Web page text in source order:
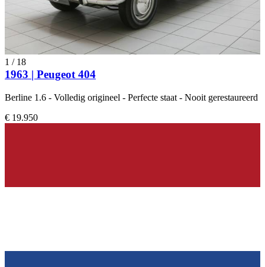
1 / 18
1963 | Peugeot 404
Berline 1.6 - Volledig origineel - Perfecte staat - Nooit gerestaureerd
€ 19.950